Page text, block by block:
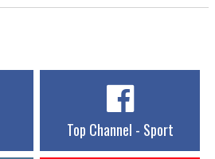
Top Channel - Sport